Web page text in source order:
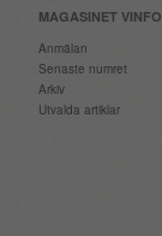
MAGASINET VINFO
Anmälan
Senaste numret
Arkiv
Utvalda artiklar